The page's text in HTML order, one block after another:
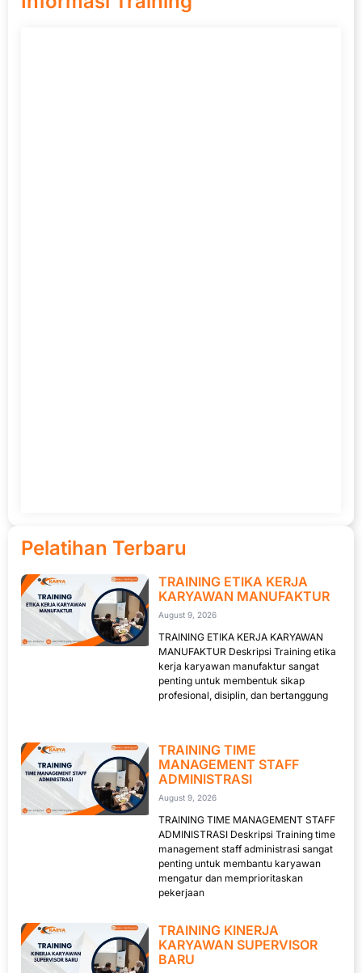
Pelatihan Terbaru
TRAINING ETIKA KERJA
KARYAWAN MANUFAKTUR
August 9, 2026
TRAINING ETIKA KERJA KARYAWAN
MANUFAKTUR Deskripsi Training etika
kerja karyawan manufaktur sangat
penting untuk membentuk sikap
profesional, disiplin, dan bertanggung
TRAINING TIME
MANAGEMENT STAFF
ADMINISTRASI
August 9, 2026
TRAINING TIME MANAGEMENT STAFF
ADMINISTRASI Deskripsi Training time
management staff administrasi sangat
penting untuk membantu karyawan
mengatur dan memprioritaskan
pekerjaan
TRAINING KINERJA
KARYAWAN SUPERVISOR
BARU